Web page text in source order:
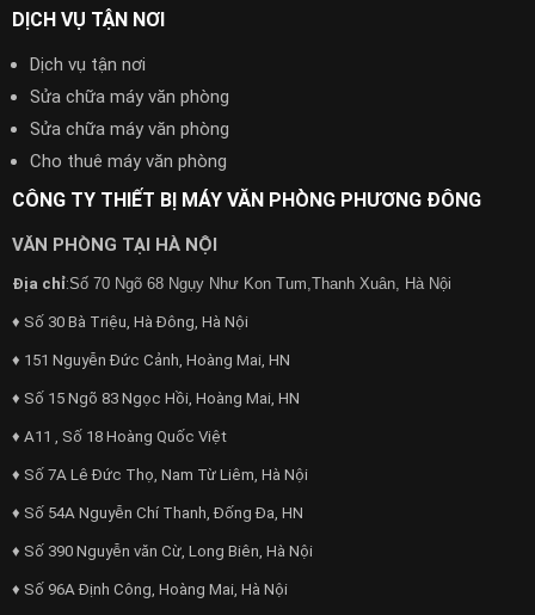
DỊCH VỤ TẬN NƠI
Dịch vụ tận nơi
Sửa chữa máy văn phòng
Sửa chữa máy văn phòng
Cho thuê máy văn phòng
CÔNG TY THIẾT BỊ MÁY VĂN PHÒNG PHƯƠNG ĐÔNG
VĂN PHÒNG TẠI HÀ NỘI
Địa chỉ:Số 70 Ngõ 68 Ngụy Như Kon Tum,Thanh Xuân, Hà Nội
♦ Số 30 Bà Triệu, Hà Đông, Hà Nội
♦ 151 Nguyễn Đức Cảnh, Hoàng Mai, HN
♦ Số 15 Ngõ 83 Ngọc Hồi, Hoàng Mai, HN
♦ A11 , Số 18 Hoàng Quốc Việt
♦ Số 7A Lê Đức Thọ, Nam Từ Liêm, Hà Nội
♦ Số 54A Nguyễn Chí Thanh, Đống Đa, HN
♦ Số 390 Nguyễn văn Cừ, Long Biên, Hà Nội
♦ Số 96A Định Công, Hoàng Mai, Hà Nội